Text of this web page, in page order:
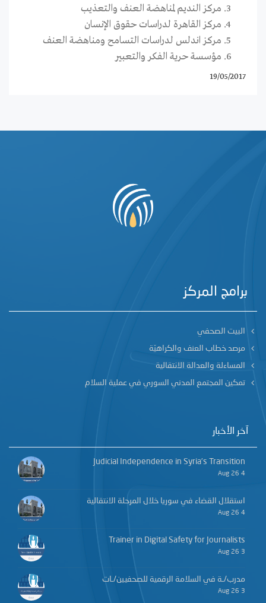
مركز النديم لمناهضة العنف والتعذيب
مركز القاهرة لدراسات حقوق الإنسان
مركز اندلس لدراسات التسامح ومناهضة العنف
مؤسسة حرية الفكر والتعبير
19/05/2017
برامج المركز
البيت الصحفي
مرصد خطاب العنف والكراهيّة
المساءلة والعدالة الانتقالية
تمكين المجتمع المدني السوري في عملية السلام
آخر الأخبار
Judicial Independence in Syria’s Transition
4 Aug 26
استقلال القضاء في سوريا خلال المرحلة الانتقالية
4 Aug 26
Trainer in Digital Safety for Journalists
3 Aug 26
مدرب/ـة في السلامة الرقمية للصحفيين/ـات
3 Aug 26